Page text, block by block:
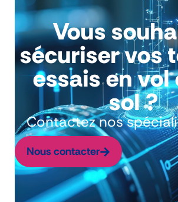
Vous
sécuriser vos
essais en vol
sol ?
Contactez nos
Nous contacter